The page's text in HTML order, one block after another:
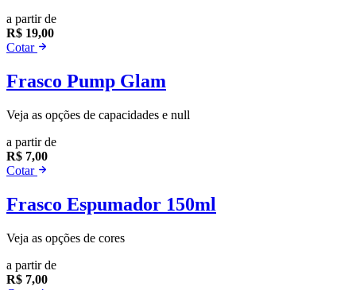
a partir de
R$ 19,00
Cotar
Frasco Pump Glam
Veja as opções de capacidades e null
a partir de
R$ 7,00
Cotar
Frasco Espumador 150ml
Veja as opções de cores
a partir de
R$ 7,00